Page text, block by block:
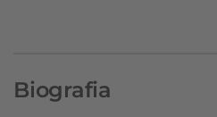
Biografia